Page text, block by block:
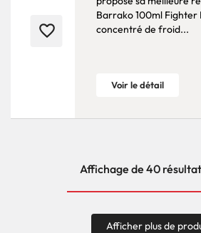
favorite_border
Barrako 100ml Fighter
concentré de froid...
Voir le détail
Affichage de 40
Afficher plus de